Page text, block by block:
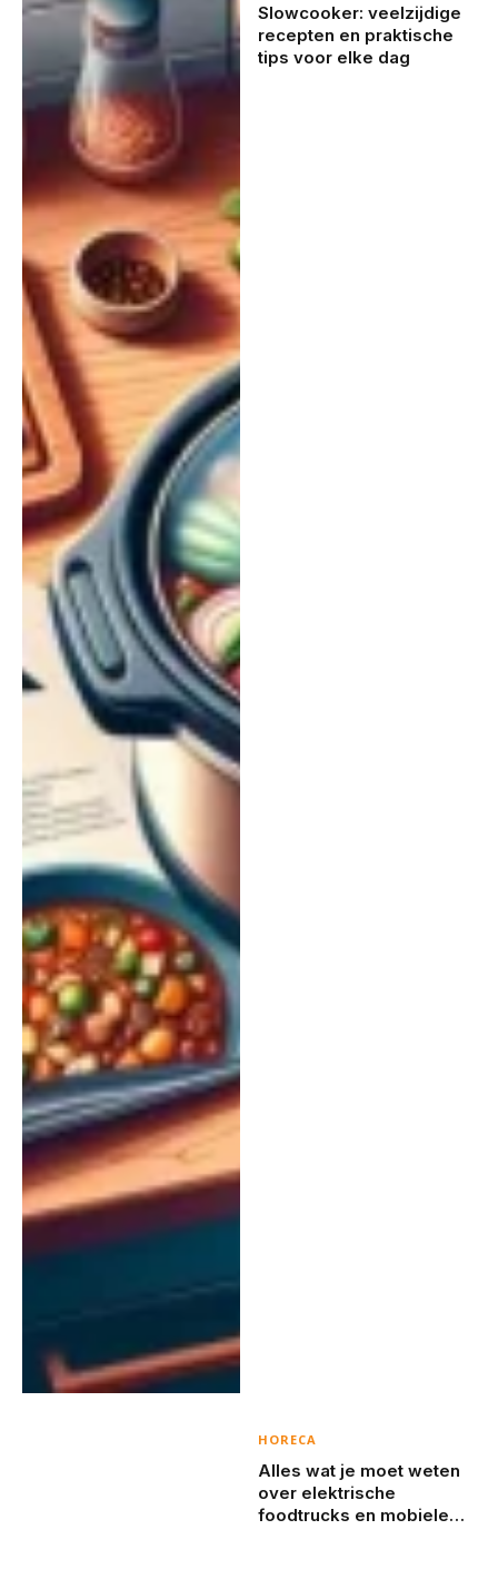
Slowcooker: veelzijdige
recepten en praktische
tips voor elke dag
HORECA
Alles wat je moet weten
over elektrische
foodtrucks en mobiele